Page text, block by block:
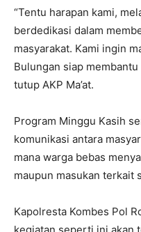
“Tentu harapan kami,
berdedikasi dalam
masyarakat. Kami ingin
Bulungan siap
tutup AKP Ma’at.
Program Minggu Kasih
komunikasi antara
mana warga bebas
maupun masukan terkait
Kapolresta Kombes Pol